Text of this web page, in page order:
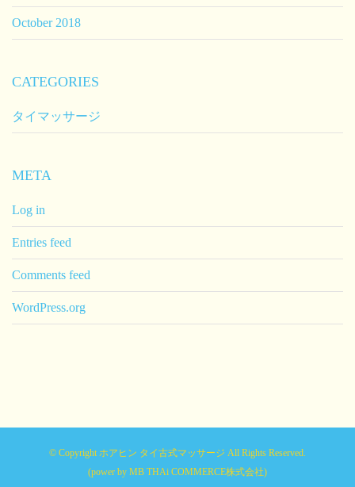
October 2018
CATEGORIES
タイマッサージ
META
Log in
Entries feed
Comments feed
WordPress.org
© Copyright ホアヒン タイ古式マッサージ All Rights Reserved.
(power by MB THAi COMMERCE株式会社)